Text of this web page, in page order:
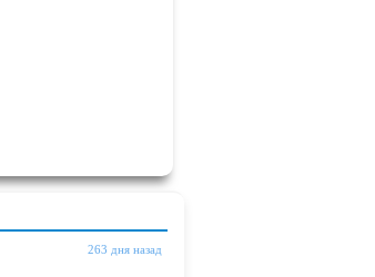
263 дня назад